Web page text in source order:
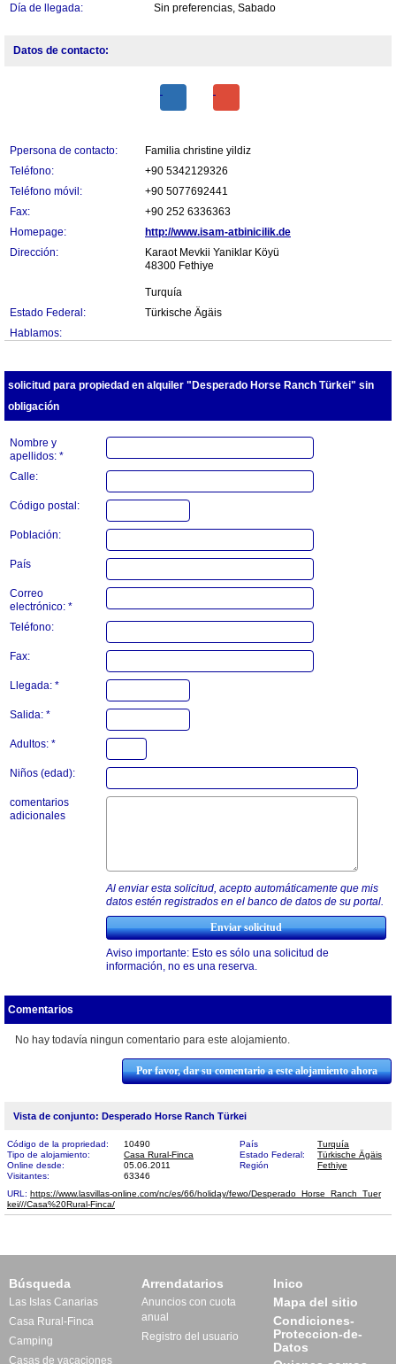
Día de llegada:
Sin preferencias, Sabado
Datos de contacto:
Ppersona de contacto:
Familia christine yildiz
Teléfono:
+90 5342129326
Teléfono móvil:
+90 5077692441
Fax:
+90 252 6336363
Homepage:
http://www.isam-atbinicilik.de
Dirección:
Karaot Mevkii Yaniklar Köyü
48300 Fethiye
Turquía
Estado Federal:
Türkische Ägäis
Hablamos:
solicitud para propiedad en alquiler "Desperado Horse Ranch Türkei" sin
obligación
Nombre y
apellidos: *
Calle:
Código postal:
Población:
País
Correo
electrónico: *
Teléfono:
Fax:
Llegada: *
Salida: *
Adultos: *
Niños (edad):
comentarios
adicionales
Al enviar esta solicitud, acepto automáticamente que mis
datos estén registrados en el banco de datos de su portal.
Aviso importante: Esto es sólo una solicitud de
información, no es una reserva.
Comentarios
No hay todavía ningun comentario para este alojamiento.
Por favor, dar su comentario a este alojamiento ahora
Vista de conjunto: Desperado Horse Ranch Türkei
Código de la propriedad: 10490 País
Turquía
Tipo de alojamiento:
Casa Rural-Finca Estado Federal:
Türkische Ägäis
Online desde:
05.06.2011 Región
Fethiye
Visitantes:
63346
URL: https://www.lasvillas-online.com/nc/es/66/holiday/fewo/Desperado_Horse_Ranch_Tuer​
kei///Casa%20Rural-Finca/
Búsqueda
Las Islas Canarias
Casa Rural-Finca
Camping
Casas de vacaciones
Arrendatarios
Anuncios con cuota
anual
Registro del usuario
Inico
Mapa del sitio
Condiciones-
Proteccion-de-
Datos